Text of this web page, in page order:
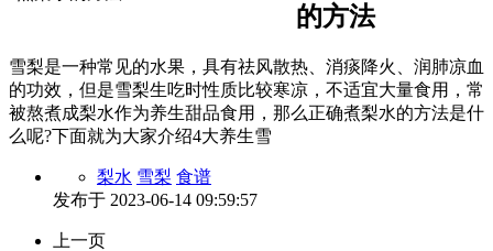
的方法
雪梨是一种常见的水果，具有祛风散热、消痰降火、润肺凉血
的功效，但是雪梨生吃时性质比较寒凉，不适宜大量食用，常
被熬煮成梨水作为养生甜品食用，那么正确煮梨水的方法是什
么呢?下面就为大家介绍4大养生雪
梨水 雪梨 食谱
发布于 2023-06-14 09:59:57
上一页